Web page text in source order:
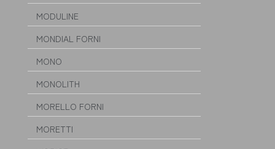
MODULINE
MONDIAL FORNI
MONO
MONOLITH
MORELLO FORNI
MORETTI